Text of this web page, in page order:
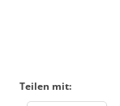
Teilen mit: